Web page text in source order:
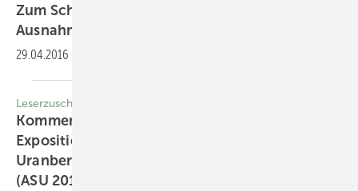
Zum Schwerpunkt “Der ältere Arbeitsnehmer –
Ausnahmeregelungen im
29.04.2016
Leserzuschrift
Kommentar zum Beitrag “Beruf-liche
Exposition und Mortalität in der deutschen
Uranbergarbeiter-kohorte“ von Schnelzer et al.
(ASU 2014; 49: